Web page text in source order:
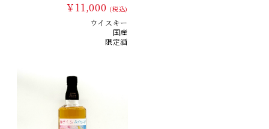
￥11,000 (税込)
ウイスキー
国産
限定酒